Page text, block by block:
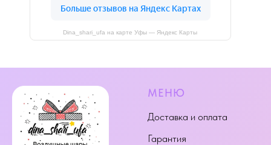
Dina_shari_ufa на карте Уфы — Яндекс Карты
МЕНЮ
Доставка и оплата
Гарантия